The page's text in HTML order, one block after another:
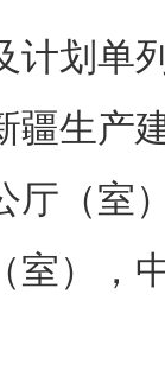
计划单
疆生产
厅（室
室），